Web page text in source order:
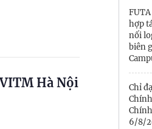
Hà Nội
hợp
nối
biên
Chỉ
6/8/